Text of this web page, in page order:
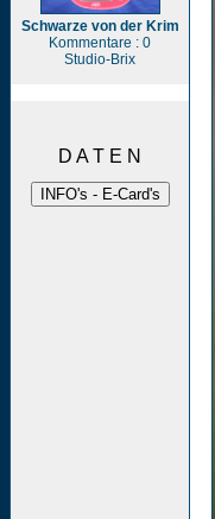
Schwarze von der Krim
Kommentare : 0
Studio-Brix
D A T E N